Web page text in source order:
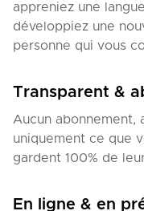
appreniez une
développiez une
personne qui vous
Transparent &
Aucun abonnement,
uniquement ce que
gardent 100% de
En ligne & en